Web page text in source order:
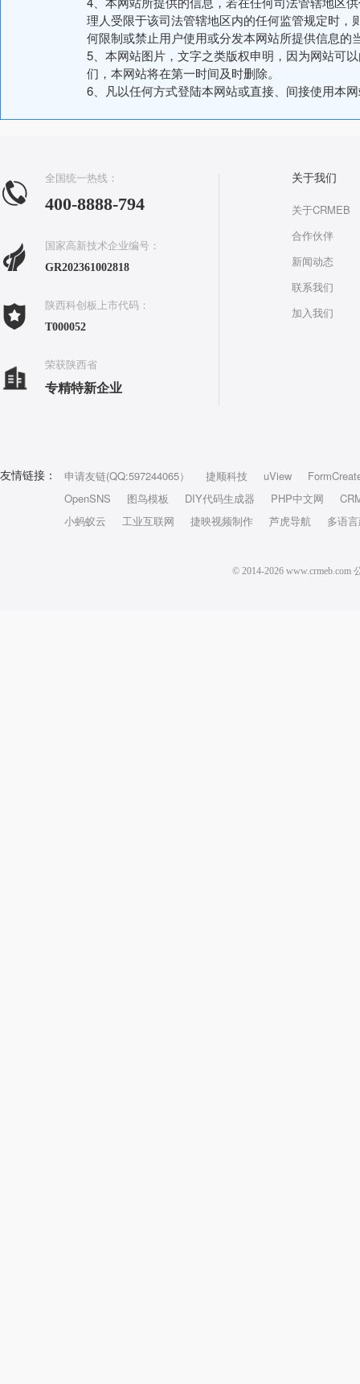
理人受限于该司法管辖地区内的任何监管规定时
何限制或禁止用户使用或分发本网站所提供信息的
5、本网站图片，文字之类版权申明，因为网站可
们，本网站将在第一时间及时删除。
6、凡以任何方式登陆本网站或直接、间接使用本
全国统一热线：
400-8888-794
国家高新技术企业编号：
GR202361002818
陕西科创板上市代码：
T000052
荣获陕西省
专精特新企业
关于我们
关于CRMEB
合作伙伴
新闻动态
联系我们
加入我们
友情链接： 申请友链(QQ:597244065） 捷顺科技 uView
OpenSNS
图鸟模板 DIY代码生成器 PHP中文网
小蚂蚁云
工业互联网 捷映视频制作 芦虎导航 多语
© 2014-2026